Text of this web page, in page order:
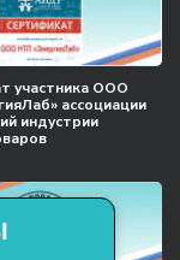
участника ООО
ассоциации
индустрии